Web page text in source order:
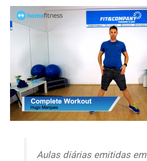
Aulas diárias emitidas em